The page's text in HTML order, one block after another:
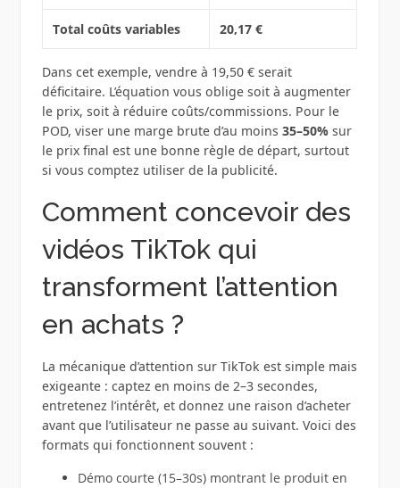
Total coûts variables 20,17 €
Dans cet exemple, vendre à 19,50 € serait
déficitaire. L’équation vous oblige soit à augmenter
le prix, soit à réduire coûts/commissions. Pour le
POD, viser une marge brute d’au moins 35–50%sur
le prix final est une bonne règle de départ, surtout
si vous comptez utiliser de la publicité.
Comment concevoir des
vidéos TikTok qui
transforment l’attention
en achats ?
La mécanique d’attention sur TikTok est simple mais
exigeante : captez en moins de 2–3 secondes,
entretenez l’intérêt, et donnez une raison d’acheter
avant que l’utilisateur ne passe au suivant. Voici des
formats qui fonctionnent souvent :
Démo courte (15–30s) montrant le produit en